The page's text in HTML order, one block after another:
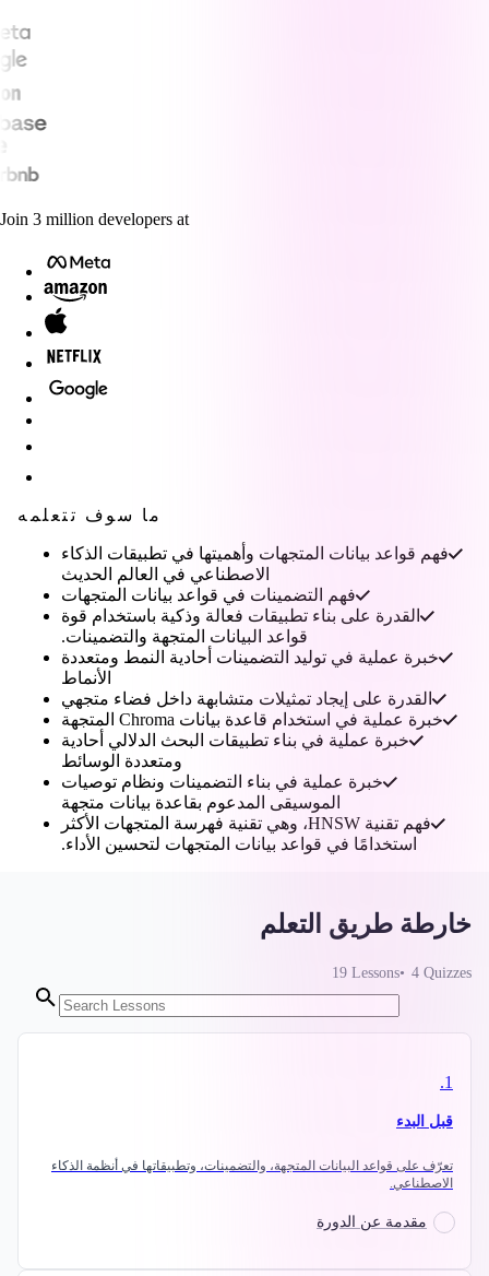
Join 3 million developers at
ما سوف تتعلمه
فهم قواعد بيانات المتجهات وأهميتها في تطبيقات الذكاء
الاصطناعي في العالم الحديث
فهم التضمينات في قواعد بيانات المتجهات
القدرة على بناء تطبيقات فعالة وذكية باستخدام قوة
قواعد البيانات المتجهة والتضمينات.
خبرة عملية في توليد التضمينات أحادية النمط ومتعددة
الأنماط
القدرة على إيجاد تمثيلات متشابهة داخل فضاء متجهي
خبرة عملية في استخدام قاعدة بيانات Chroma المتجهة
خبرة عملية في بناء تطبيقات البحث الدلالي أحادية
ومتعددة الوسائط
خبرة عملية في بناء التضمينات ونظام توصيات
الموسيقى المدعوم بقاعدة بيانات متجهة
فهم تقنية HNSW، وهي تقنية فهرسة المتجهات الأكثر
استخدامًا في قواعد بيانات المتجهات لتحسين الأداء.
خارطة طريق التعلم
19 Lessons 4 Quizzes
1
.
قبل البدء
تعرّف على قواعد البيانات المتجهة، والتضمينات، وتطبيقاتها في أنظمة الذكاء
الاصطناعي.
مقدمة عن الدورة